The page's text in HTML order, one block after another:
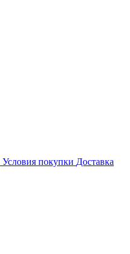
Условия покупки Доставка